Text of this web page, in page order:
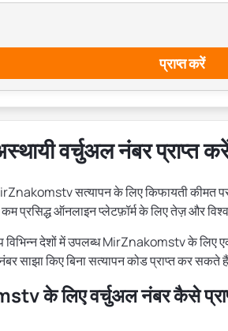
प्राप्त करें
वर्चुअल नंबर
सत्यापन के लिए किफायती कीमत
प्रसिद्ध ऑनलाइन प्लेटफ़ॉर्म के लिए तेज़ और
विभिन्न देशों में उपलब्ध MirZnakomstv के
साझा किए बिना सत्यापन कोड प्राप्त कर सकते
के लिए वर्चुअल नंबर कैसे